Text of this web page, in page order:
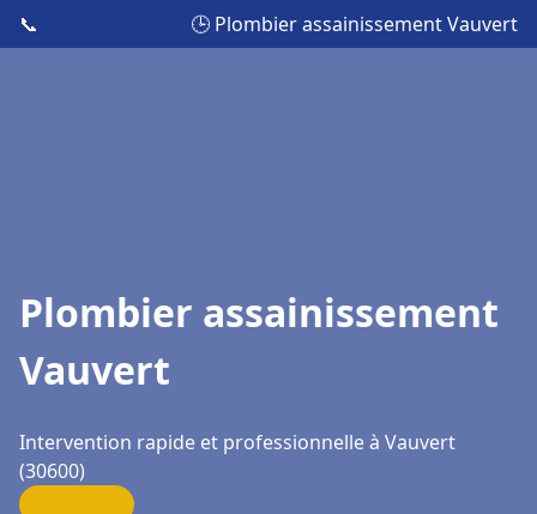
📞 🕒 Plombier assainissement Vauvert
Plombier assainissement
Vauvert
Intervention rapide et professionnelle à Vauvert
(30600)